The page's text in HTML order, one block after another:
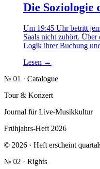
Die Soziologie
Um 19:45 Uhr betritt
Saals nicht zuhört.
Logik ihrer Buchung
ist.
Lesen →
№ 01 · Catalogue
Tour & Konzert
Journal für Live-Musikkultur
Frühjahrs-Heft 2026
© 2026 · Heft erscheint
№ 02 · Rights